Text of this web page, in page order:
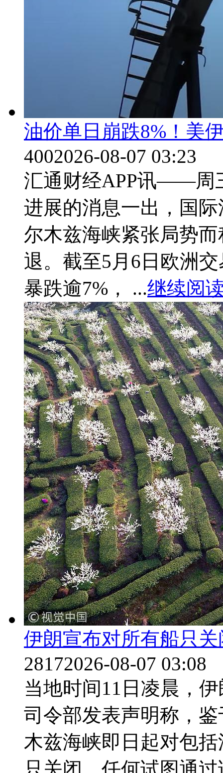
油价单日崩跌8%！美
4002026-08-07 03:23
汇通财经APP讯——周
进展的消息一出，国
尔木兹海峡紧张局势
退。截至5月6日欧洲
暴跌逾7%， ...继续阅
伊朗宣布对所有船只
28172026-08-07 03:08
当地时间11日凌晨，
司令部发表声明称，
木兹海峡即日起对包
只关闭，任何试图通